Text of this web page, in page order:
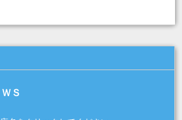
講座選択
Ｓ